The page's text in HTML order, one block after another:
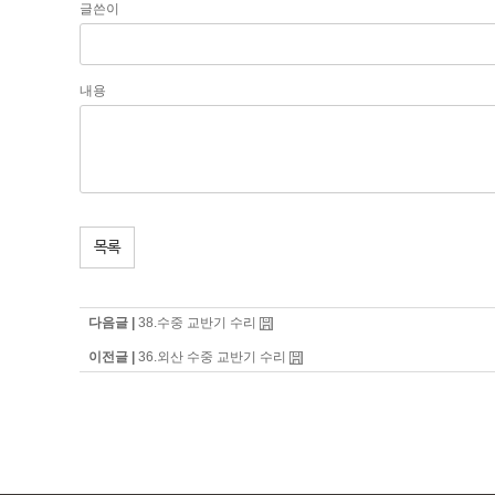
글쓴이
내용
목록
다음글 | 38.수중 교반기 수리
이전글 | 36.외산 수중 교반기 수리